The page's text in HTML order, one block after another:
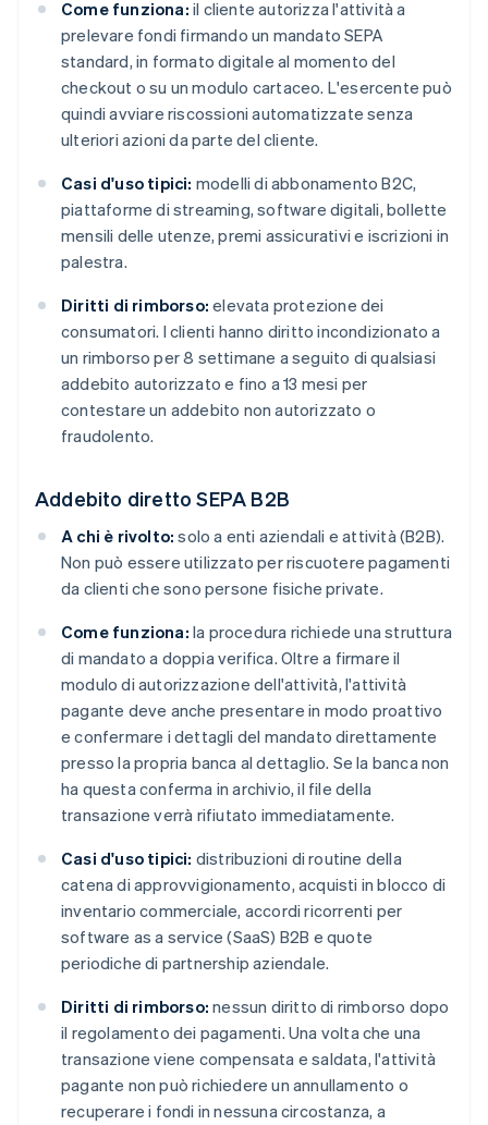
Come funziona: il cliente autorizza l'attività a
prelevare fondi firmando un mandato SEPA
standard, in formato digitale al momento del
checkout o su un modulo cartaceo. L'esercente può
quindi avviare riscossioni automatizzate senza
ulteriori azioni da parte del cliente.
Casi d'uso tipici: modelli di abbonamento B2C,
piattaforme di streaming, software digitali, bollette
mensili delle utenze, premi assicurativi e iscrizioni in
palestra.
Diritti di rimborso: elevata protezione dei
consumatori. I clienti hanno diritto incondizionato a
un rimborso per 8 settimane a seguito di qualsiasi
addebito autorizzato e fino a 13 mesi per
contestare un addebito non autorizzato o
fraudolento.
Addebito diretto SEPA B2B
A chi è rivolto: solo a enti aziendali e attività (B2B).
Non può essere utilizzato per riscuotere pagamenti
da clienti che sono persone fisiche private.
Come funziona: la procedura richiede una struttura
di mandato a doppia verifica. Oltre a firmare il
modulo di autorizzazione dell'attività, l'attività
pagante deve anche presentare in modo proattivo
e confermare i dettagli del mandato direttamente
presso la propria banca al dettaglio. Se la banca non
ha questa conferma in archivio, il file della
transazione verrà rifiutato immediatamente.
Casi d'uso tipici: distribuzioni di routine della
catena di approvvigionamento, acquisti in blocco di
inventario commerciale, accordi ricorrenti per
software as a service (SaaS) B2B e quote
periodiche di partnership aziendale.
Diritti di rimborso: nessun diritto di rimborso dopo
il regolamento dei pagamenti. Una volta che una
transazione viene compensata e saldata, l'attività
pagante non può richiedere un annullamento o
recuperare i fondi in nessuna circostanza, a